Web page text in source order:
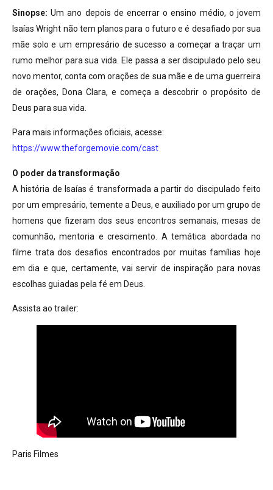
Sinopse: Um ano depois de encerrar o ensino médio, o jovem
Isaías Wright não tem planos para o futuro e é desafiado por sua
mãe solo e um empresário de sucesso a começar a traçar um
rumo melhor para sua vida. Ele passa a ser discipulado pelo seu
novo mentor, conta com orações de sua mãe e de uma guerreira
de orações, Dona Clara, e começa a descobrir o propósito de
Deus para sua vida.
Para mais informações oficiais, acesse:
https://www.theforgemovie.com/cast
O poder da transformação
A história de Isaías é transformada a partir do discipulado feito
por um empresário, temente a Deus, e auxiliado por um grupo de
homens que fizeram dos seus encontros semanais, mesas de
comunhão, mentoria e crescimento. A temática abordada no
filme trata dos desafios encontrados por muitas famílias hoje
em dia e que, certamente, vai servir de inspiração para novas
escolhas guiadas pela fé em Deus.
Assista ao trailer:
Paris Filmes